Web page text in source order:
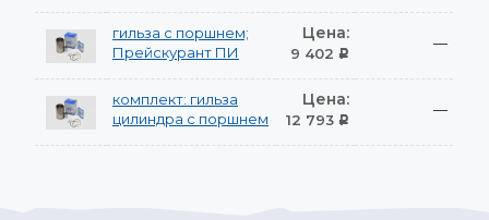
гильза с поршнем;
Прейскурант ПИ
Цена:
9 402 Р
—
комплект: гильза
цилиндра с поршнем
Цена:
12 793 Р
—